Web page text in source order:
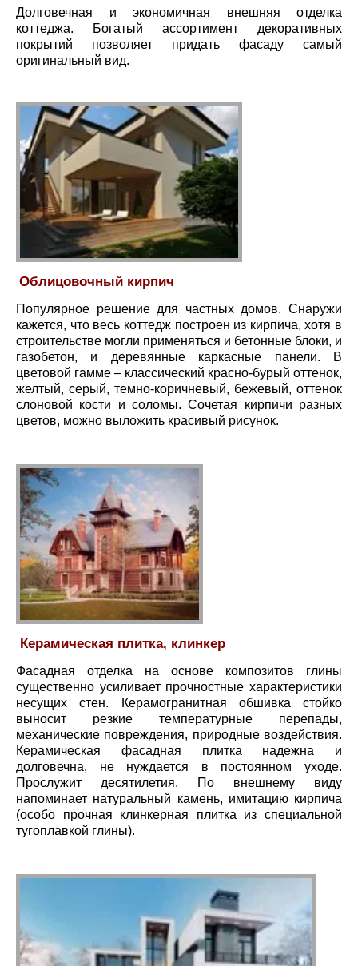
Долговечная и экономичная внешняя отделка
коттеджа. Богатый ассортимент декоративных
покрытий позволяет придать фасаду самый
оригинальный вид.
Облицовочный кирпич
Популярное решение для частных домов. Снаружи
кажется, что весь коттедж построен из кирпича, хотя в
строительстве могли применяться и бетонные блоки, и
газобетон, и деревянные каркасные панели. В
цветовой гамме – классический красно-бурый оттенок,
желтый, серый, темно-коричневый, бежевый, оттенок
слоновой кости и соломы. Сочетая кирпичи разных
цветов, можно выложить красивый рисунок.
Керамическая плитка, клинкер
Фасадная отделка на основе композитов глины
существенно усиливает прочностные характеристики
несущих стен. Керамогранитная обшивка стойко
выносит резкие температурные перепады,
механические повреждения, природные воздействия.
Керамическая фасадная плитка надежна и
долговечна, не нуждается в постоянном уходе.
Прослужит десятилетия. По внешнему виду
напоминает натуральный камень, имитацию кирпича
(особо прочная клинкерная плитка из специальной
тугоплавкой глины).